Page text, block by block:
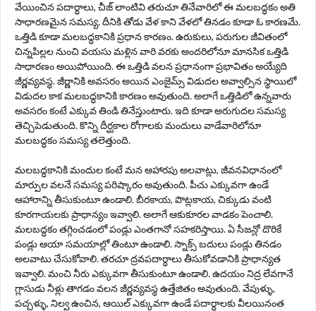
వేయించిన పదార్ధాలు, చీజ్ లాంటివి తరుచూ తినేవారిలో ఈ మలబద్ధకం అతి
సాధారణమైన సమస్య. దీనికి తోడు వేళ కాని వేళలో తినడం కూడా ఓ కారణమే.
ఒత్తిడి కూడా మలబద్ధకానికి ప్రధాన కారణం. ఉరుకులు, పరుగుల జీవితంలో
చిన్నపిల్లల నుంచి వయసు మళ్లిన వారి వరకు అందరిలోనూ మానసిక ఒత్తిడి
సాధారణం అయిపోయింది. ఈ ఒత్తిడి వలన ప్రధానంగా ప్రభావితం అయ్యేది
జీర్ణవ్యవస్థ. జీర్ణానికి అవసరం అయిన ఎంజైమ్స్ విడుదల అవ్వాల్సిన స్థాయిలో
విడుదల కాక మలబద్ధకానికి కారణం అవుతుంది. అలాగే ఒత్తిడిలో ఉన్నవారు
అవసరం కంటే ఎక్కువ తిండి తినేస్తుంటారు. ఇది కూడా అరుగుదల సమస్య
తెచ్చిపెడుతుంది. కొన్ని దీర్ఘకాల రోగాలకు మందులు వాడేవారిలోనూ
మలబద్ధకం సమస్య తలెత్తుంది.
మలబద్ధకానికి మందుల కంటే మన ఆహారపు అలవాట్లు, జీవనవిధానంలో
మార్పుల వలనే సమస్య పరిష్కారం అవుతుంది. పీచు ఎక్కువగా ఉండే
ఆహారాన్ని తీసుకుంటూ ఉండాలి. బీరకాయ, పొట్లకాయ, చిక్కుడు వంటి
కూరగాయలకు ప్రాధాన్యం ఇవ్వాలి. అలాగే ఆకుకూరల వాడకం పెంచాలి.
మలబద్ధకం తగ్గించడంలో పండ్లు ఎంతగానో సహకరిస్తాయి. ఏ సీజన్లో దొరికే
పండ్లు ఆయా సమయాల్లో తింటూ ఉండాలి. స్నాక్స్ బదులు పండ్లు తినడం
అలవాటు చేసుకోవాలి. తరచూ ద్రవపదార్ధాలు తీసుకోవడానికి ప్రాధాన్యత
ఇవ్వాలి. మంచి నీరు ఎక్కువగా తీసుకుంటూ ఉండాలి. ఉదయం నిద్ర లేవగానే
గ్లాసుడు నీళ్లు తాగడం వలన జీర్ణవ్యవస్థ ఉత్తేజితం అవుతుంది. వేపుళ్ళు,
పచ్చళ్ళు, నిల్వ ఉంచిన, ఆయిల్ ఎక్కువగా ఉండే పదార్ధాలకు వీలయినంత